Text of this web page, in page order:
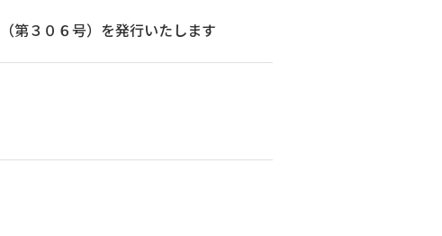
第３０６号）を発行いたします